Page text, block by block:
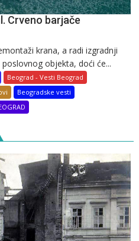
Crveno barjače
krana, a radi izgradnji
objekta, doći će...
Beograd - Vesti Beograd
Beogradske vesti